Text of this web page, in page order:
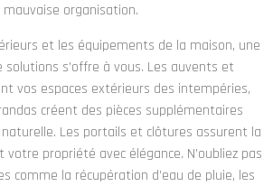
mauvaise organisation.
et les équipements de la maison, une
solutions s’offre à vous. Les auvents et
vos espaces extérieurs des intempéries,
créent des pièces supplémentaires
Les portails et clôtures assurent la
propriété avec élégance. N’oubliez pas
comme la récupération d’eau de pluie, les